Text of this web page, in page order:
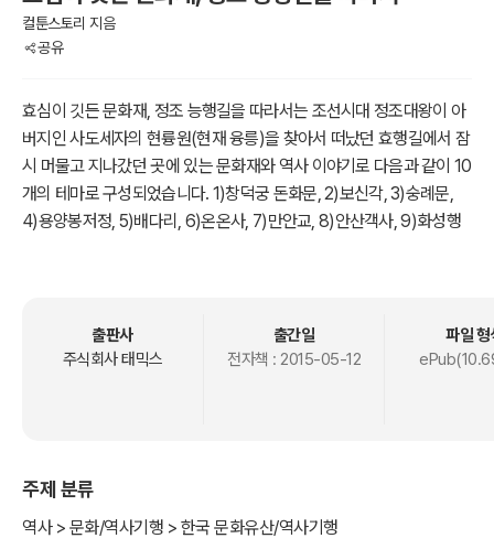
컬툰스토리 지음
공유
효심이 깃든 문화재, 정조 능행길을 따라서는 조선시대 정조대왕이 아
버지인 사도세자의 현륭원(현재 융릉)을 찾아서 떠났던 효행길에서 잠
시 머물고 지나갔던 곳에 있는 문화재와 역사 이야기로 다음과 같이 10
개의 테마로 구성되었습니다. 1)창덕궁 돈화문, 2)보신각, 3)숭례문,
4)용양봉저정, 5)배다리, 6)온온사, 7)만안교, 8)안산객사, 9)화성행
출판사
주식회사 태믹스
출간일
전자책 : 2015-05-12
파일 형
주제 분류
역사 > 문화/역사기행 > 한국 문화유산/역사기행